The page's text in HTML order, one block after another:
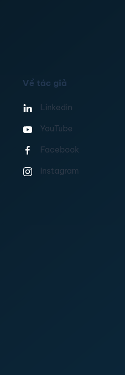
Về tác giả
Linkedin
YouTube
Facebook
Instagram